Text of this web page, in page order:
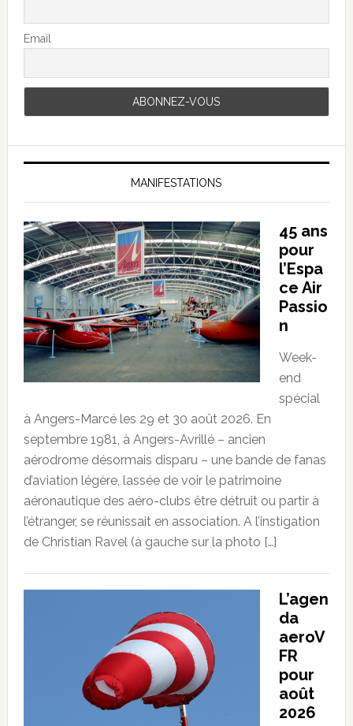
Email
MANIFESTATIONS
45 ans
pour
l’Espa
ce Air
Passio
n
Week-
end
spécial
à Angers-Marcé les 29 et 30 août 2026. En
septembre 1981, à Angers-Avrillé – ancien
aérodrome désormais disparu – une bande de fanas
d’aviation légère, lassée de voir le patrimoine
aéronautique des aéro-clubs être détruit ou partir à
l’étranger, se réunissait en association. A l’instigation
de Christian Ravel (à gauche sur la photo […]
L’agen
da
aeroV
FR
pour
août
2026